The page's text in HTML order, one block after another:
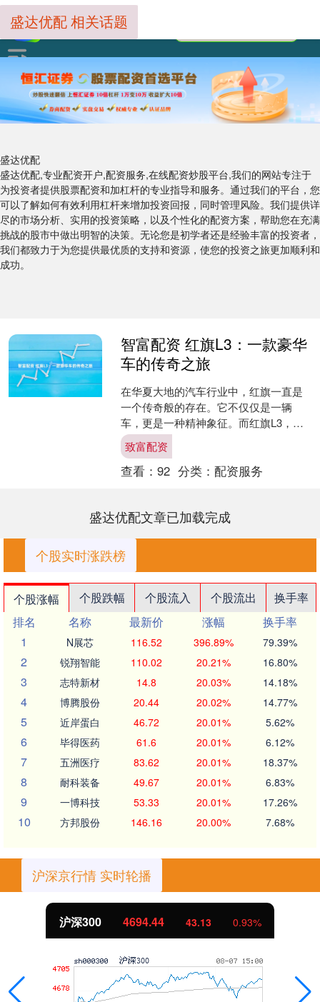
盛达优配
盛达优配,专业配资开户,配资服务,在线配资炒股平台,我们的网站专注于
为投资者提供股票配资和加杠杆的专业指导和服务。通过我们的平台，您
可以了解如何有效利用杠杆来增加投资回报，同时管理风险。我们提供详
尽的市场分析、实用的投资策略，以及个性化的配资方案，帮助您在充满
挑战的股市中做出明智的决策。无论您是初学者还是经验丰富的投资者，
我们都致力于为您提供最优质的支持和资源，使您的投资之旅更加顺利和
成功。
盛达优配 相关话题
智富配资 红旗L3：一款豪华
车的传奇之旅
在华夏大地的汽车行业中，红旗一直是
一个传奇般的存在。它不仅仅是一辆
车，更是一种精神象征。而红旗L3，作
为红旗品牌的全新力作，它的诞生、成
长和挣扎，更是一部扣人心....
致富配资
查看： 92 分类： 配资服务
盛达优配文章已加载完成
个股实时涨跌榜
个股涨幅 个股跌幅 个股流入 个股流出
换手率
排名
名称 最新价 涨幅
换手率
1
N展芯 116.52 396.89% 79.39%
2 锐翔智能 110.02 20.21% 16.80%
3 志特新材 14.8 20.03% 14.18%
4 博腾股份 20.44 20.02% 14.77%
5 近岸蛋白 46.72 20.01% 5.62%
6 毕得医药 61.6 20.01% 6.12%
7 五洲医疗 83.62 20.01% 18.37%
8 耐科装备 49.67 20.01% 6.83%
9 一博科技 53.33 20.01% 17.26%
10 方邦股份 146.16 20.00% 7.68%
沪深京行情 实时轮播
沪深300 4694.44 43.13 0.93%